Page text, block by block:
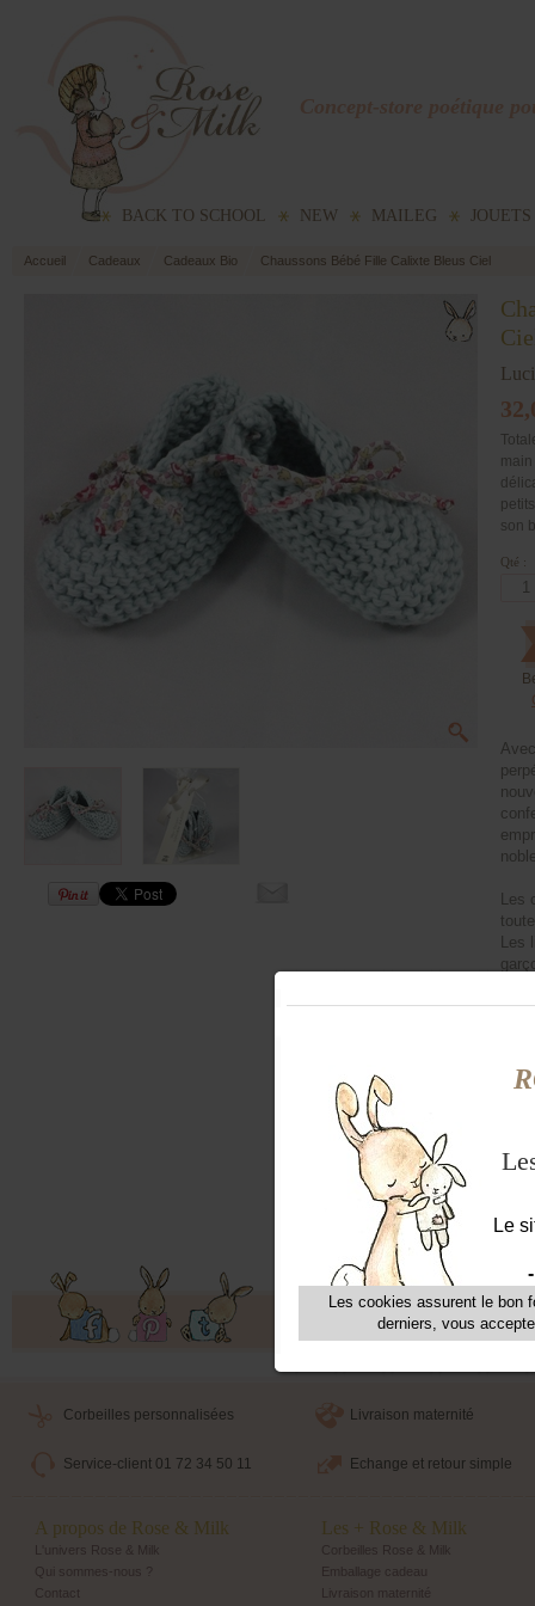
Concept-store poétique
BACK TO SCHOOL NEW MAILEG JOUETS
Accueil Cadeaux Cadeaux Bio Chaussons Bébé Fille Calixte Bleus Ciel
son
Qté :
Les
Les
Lien
Offres exclusives, ventes
Corbeilles personnalisées Livraison maternité
Service-client 01 72 34 50 11 Echange et retour simple
A propos de Rose & Milk
L'univers Rose & Milk
Qui sommes-nous ?
Contact
Les + Rose & Milk
Corbeilles Rose & Milk
Emballage cadeau
Livraison maternité